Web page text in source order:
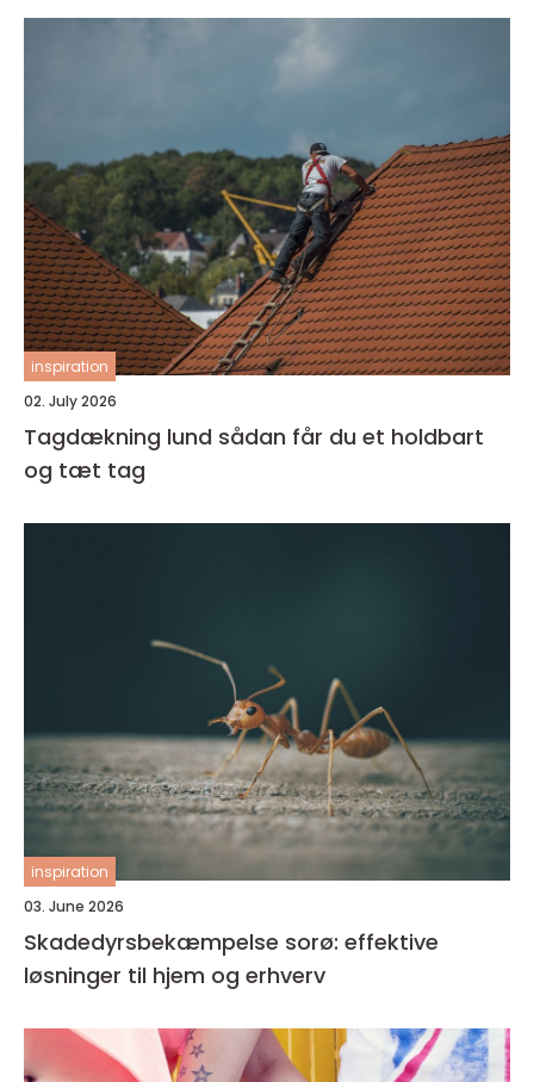
inspiration
02. July 2026
Tagdækning lund sådan får du et holdbart
og tæt tag
inspiration
03. June 2026
Skadedyrsbekæmpelse sorø: effektive
løsninger til hjem og erhverv